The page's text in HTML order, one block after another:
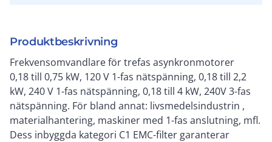
Produktbeskrivning
Frekvensomvandlare för trefas asynkronmotorer
0,18 till 0,75 kW, 120 V 1-fas nätspänning, 0,18 till 2,2
kW, 240 V 1-fas nätspänning, 0,18 till 4 kW, 240V 3-fas
nätspänning. För bland annat: livsmedelsindustrin ,
materialhantering, maskiner med 1-fas anslutning, mfl.
Dess inbyggda kategori C1 EMC-filter garanterar